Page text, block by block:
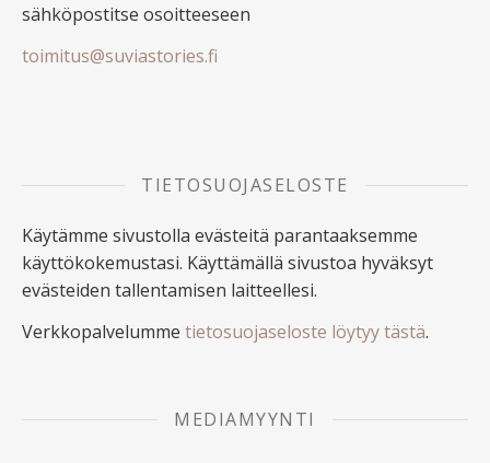
sähköpostitse osoitteeseen
toimitus@suviastories.fi
TIETOSUOJASELOSTE
Käytämme sivustolla evästeitä parantaaksemme
käyttökokemustasi. Käyttämällä sivustoa hyväksyt
evästeiden tallentamisen laitteellesi.
Verkkopalvelumme tietosuojaseloste löytyy tästä.
MEDIAMYYNTI